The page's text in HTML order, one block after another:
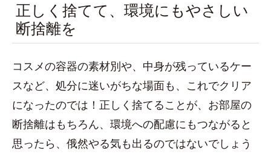
正しく捨てて、環境にもやさしい
断捨離を
コスメの容器の素材別や、中身が残っているケー
スなど、処分に迷いがちな場面も、これでクリア
になったのでは！正しく捨てることが、お部屋の
断捨離はもちろん、環境への配慮にもつながると
思ったら、俄然やる気も出るのではないでしょう